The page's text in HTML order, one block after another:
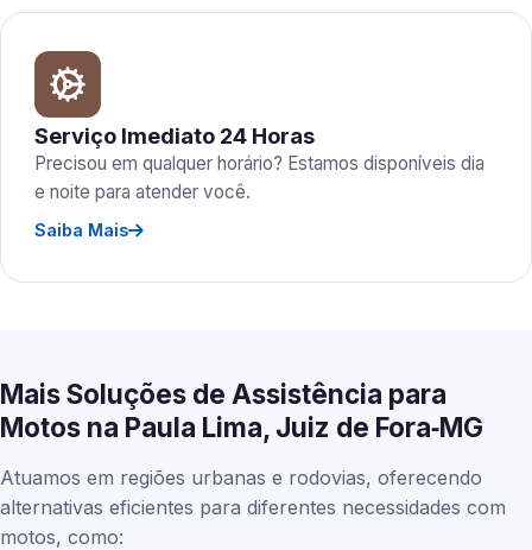
Serviço Imediato 24 Horas
Precisou em qualquer horário? Estamos disponíveis dia
e noite para atender você.
Saiba Mais
Mais Soluções de Assistência para
Motos na Paula Lima, Juiz de Fora‑MG
Atuamos em regiões urbanas e rodovias, oferecendo
alternativas eficientes para diferentes necessidades com
motos, como: